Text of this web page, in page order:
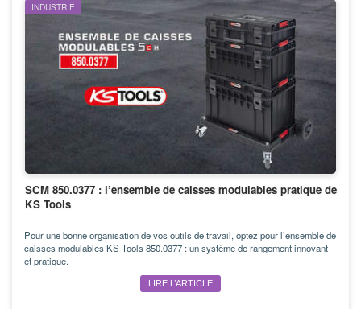
INDUSTRIE
SCM 850.0377 : l’ensemble de caisses modulables pratique de
KS Tools
Pour une bonne organisation de vos outils de travail, optez pour l’ensemble de
caisses modulables KS Tools 850.0377 : un système de rangement innovant
et pratique.
LIRE L’ARTICLE